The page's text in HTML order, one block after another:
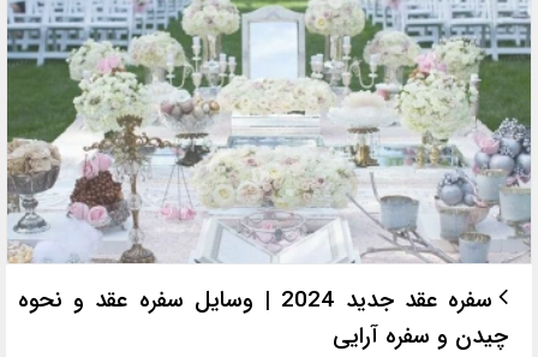
سفره عقد جدید 2024 | وسایل سفره عقد و نحوه
چیدن و سفره آرایی